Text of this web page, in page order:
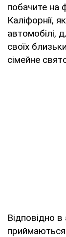
побачите на
Каліфорнії,
автомобілі,
своїх
сімейне
Відповідно
приймаються